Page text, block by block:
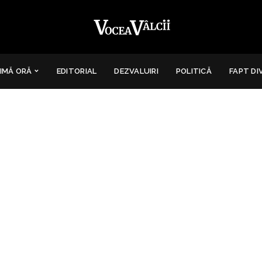
ORĂ EDITORIAL DEZVALUIRI POLITICĂ FAPT